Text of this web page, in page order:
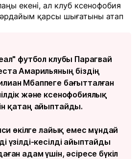
екені, ал клуб ксенофобия
әрдайым қарсы шығатыны атап
футбол клубы Парагвай
Амарильяның біздің
Мбаппеге бағытталған
және ксенофобиялық
қатаң айыптайды.
өкілге лайық емес мұндай
үзілді-кесілді айыптайды
адам үшін, әсіресе бүкіл